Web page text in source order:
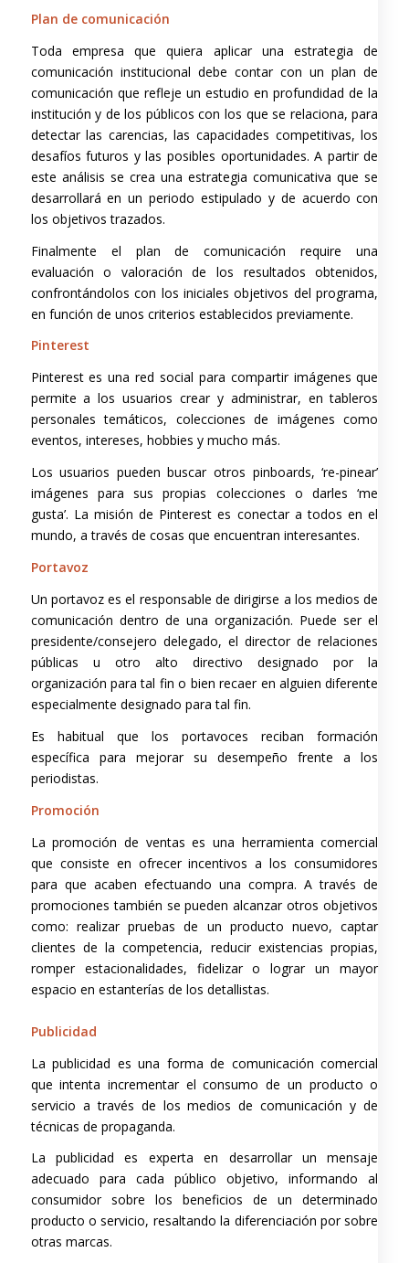
Plan de comunicación
Toda empresa que quiera aplicar una estrategia de
comunicación institucional debe contar con un plan de
comunicación que refleje un estudio en profundidad de la
institución y de los públicos con los que se relaciona, para
detectar las carencias, las capacidades competitivas, los
desafíos futuros y las posibles oportunidades. A partir de
este análisis se crea una estrategia comunicativa que se
desarrollará en un periodo estipulado y de acuerdo con
los objetivos trazados.
Finalmente el plan de comunicación require una
evaluación o valoración de los resultados obtenidos,
confrontándolos con los iniciales objetivos del programa,
en función de unos criterios establecidos previamente.
Pinterest
Pinterest es una red social para compartir imágenes que
permite a los usuarios crear y administrar, en tableros
personales temáticos, colecciones de imágenes como
eventos, intereses, hobbies y mucho más.
Los usuarios pueden buscar otros pinboards, ‘re-pinear’
imágenes para sus propias colecciones o darles ‘me
gusta’. La misión de Pinterest es conectar a todos en el
mundo, a través de cosas que encuentran interesantes.
Portavoz
Un portavoz es el responsable de dirigirse a los medios de
comunicación dentro de una organización. Puede ser el
presidente/consejero delegado, el director de relaciones
públicas u otro alto directivo designado por la
organización para tal fin o bien recaer en alguien diferente
especialmente designado para tal fin.
Es habitual que los portavoces reciban formación
específica para mejorar su desempeño frente a los
periodistas.
Promoción
La promoción de ventas es una herramienta comercial
que consiste en ofrecer incentivos a los consumidores
para que acaben efectuando una compra. A través de
promociones también se pueden alcanzar otros objetivos
como: realizar pruebas de un producto nuevo, captar
clientes de la competencia, reducir existencias propias,
romper estacionalidades, fidelizar o lograr un mayor
espacio en estanterías de los detallistas.
Publicidad
La publicidad es una forma de comunicación comercial
que intenta incrementar el consumo de un producto o
servicio a través de los medios de comunicación y de
técnicas de propaganda.
La publicidad es experta en desarrollar un mensaje
adecuado para cada público objetivo, informando al
consumidor sobre los beneficios de un determinado
producto o servicio, resaltando la diferenciación por sobre
otras marcas.